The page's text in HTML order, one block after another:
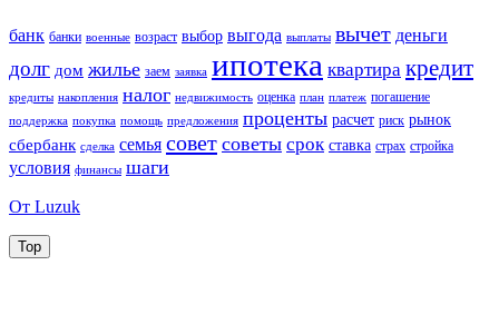
банк банки военные возраст выбор выгода выплаты вычет деньги
долг дом жилье заем заявка ипотека квартира кредит
кредиты накопления налог недвижимость оценка план платеж погашение
поддержка покупка помощь предложения проценты расчет риск рынок
сбербанк сделка семья совет советы срок ставка страх стройка
условия финансы шаги
От Luzuk
Top